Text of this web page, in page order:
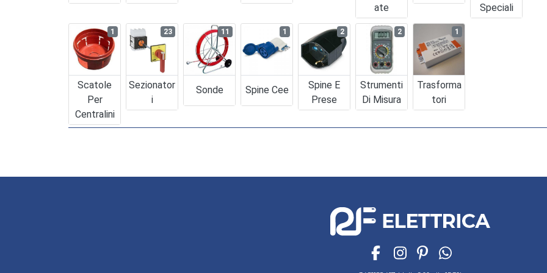
Ate Speciali
Scatole
Per
Centralini
1
Sezionator
I
23
Sonde
11
Spine Cee
1
Spine E
Prese
2
Strumenti
Di Misura
2
Trasforma
Tori
1